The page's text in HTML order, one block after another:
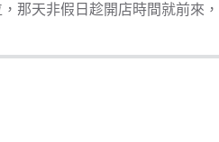
那天非假日趁開店時間就前來